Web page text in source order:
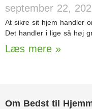
september 22,
At sikre sit hjem handler
Det handler i lige så høj
Læs mere »
Om Bedst til